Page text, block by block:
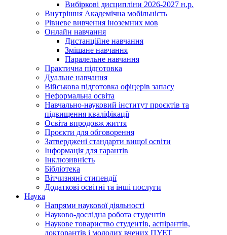
Вибіркові дисципліни 2026-2027 н.р.
Внутрішня Академічна мобільність
Рівневе вивчення іноземних мов
Онлайн навчання
Дистанційне навчання
Змішане навчання
Паралельне навчання
Практична підготовка
Дуальне навчання
Військова підготовка офіцерів запасу
Неформальна освіта
Навчально-науковий інститут проєктів та
підвищення кваліфікації
Освіта впродовж життя
Проєкти для обговорення
Затверджені стандарти вищої освіти
Інформація для гарантів
Інклюзивність
Бібліотека
Вітчизняні стипендії
Додаткові освітні та інші послуги
Наука
Напрями наукової діяльності
Науково-дослідна робота студентів
Наукове товариство студентів, аспірантів,
докторантів і молодих вчених ПУЕТ